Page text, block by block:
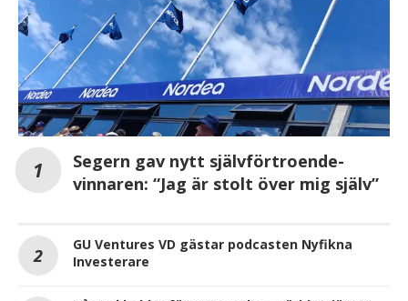
Segern gav nytt självförtroende-
vinnaren: “Jag är stolt över mig själv”
GU Ventures VD gästar podcasten Nyfikna
Investerare